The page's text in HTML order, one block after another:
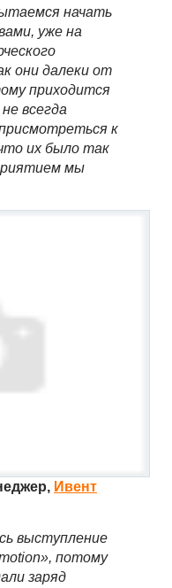
начать
уже на
они далеки от
приходится
всегда
к
их было так
мы
Ивент
выступление
потому
заряд